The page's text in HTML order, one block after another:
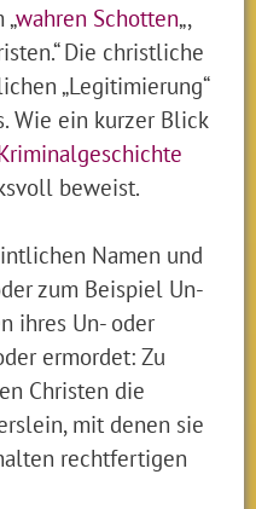
wahren Schotten„,
Die christliche
„Legitimierung“
Wie ein kurzer Blick
beweist.
Namen und
zum Beispiel Un-
ihres Un- oder
ermordet: Zu
Christen die
mit denen sie
rechtfertigen